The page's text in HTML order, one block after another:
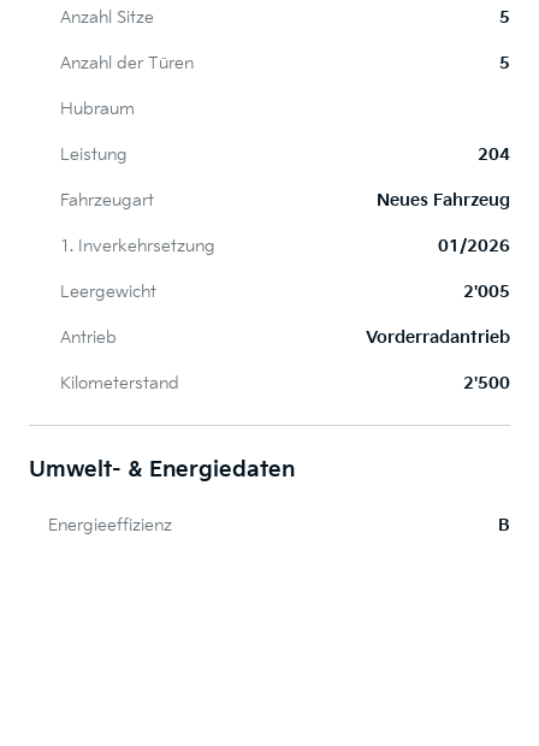
Anzahl Sitze 5
Anzahl der Türen 5
Hubraum
Leistung 204
Fahrzeugart Neues Fahrzeug
1. Inverkehrsetzung 01/2026
Leergewicht 2'005
Antrieb Vorderradantrieb
Kilometerstand 2'500
Umwelt- & Energiedaten
Energieeffizienz B